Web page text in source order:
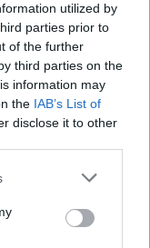
utilized by
parties prior to
of the further
third parties on the
information may
the IAB’s List of
disclose it to other
ΚΑΤΗΓΟΡΙΑ
στην Ιατρική
στο